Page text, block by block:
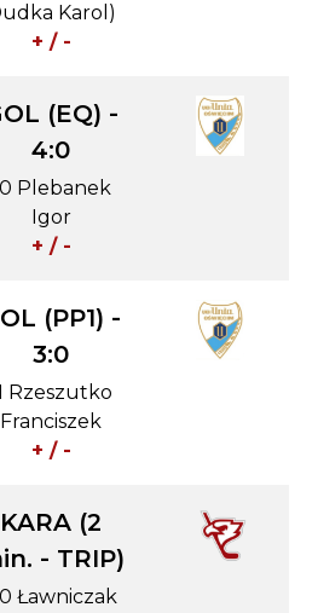
Karol)
+ / -
(EQ) -
4:0
Plebanek
Igor
+ / -
(PP1) -
3:0
Rzeszutko
Franciszek
+ / -
KARA (2
- TRIP)
Ławniczak